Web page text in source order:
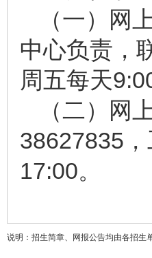
（一）网
中心负责，
周五每天
（二）网
38627835
17:00。
说明：招生简章、网报公告均由各招生